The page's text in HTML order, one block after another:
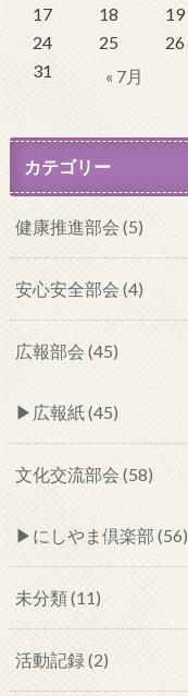
17
18 19
24
25 26
31
« 7月
カテゴリー
健康推進部会 (5)
安心安全部会 (4)
広報部会 (45)
広報紙 (45)
文化交流部会 (58)
にしやま倶楽部 (56)
未分類 (11)
活動記録 (2)